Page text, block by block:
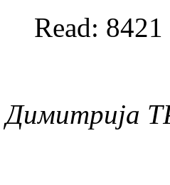
Read: 8421
Димитрија